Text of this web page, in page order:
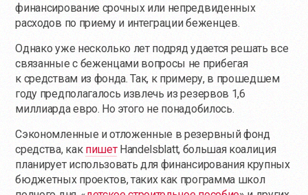
финансирование срочных или непредвиденных
расходов по приему и интеграции беженцев.
Однако уже несколько лет подряд удается решать все
связанные с беженцами вопросы не прибегая
к средствам из фонда. Так, к примеру, в прошедшем
году предполагалось извлечь из резервов 1,6
миллиарда евро. Но этого не понадобилось.
Сэкономленные и отложенные в резервный фонд
средства, как пишетHandelsblatt, большая коалиция
планирует использовать для финансирования крупных
бюджетных проектов, таких как программа школ